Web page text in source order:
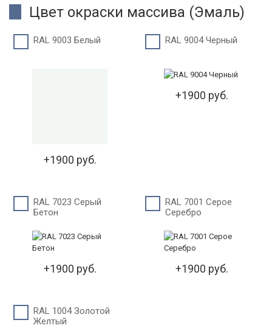
Цвет окраски массива (Эмаль)
RAL 9003 Белый
+1900 руб.
RAL 9004 Черный
+1900 руб.
RAL 7023 Серый
Бетон
+1900 руб.
RAL 7001 Серое
Серебро
+1900 руб.
RAL 1004 Золотой
Желтый